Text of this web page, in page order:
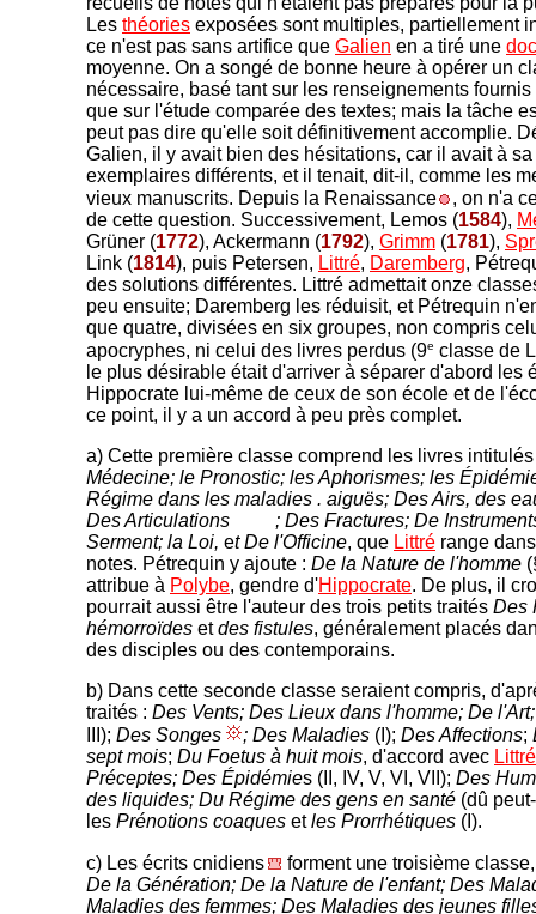
Les théories exposées sont multiples, partiellement
ce n'est pas sans artifice que Galien en a tiré une
moyenne. On a songé de bonne heure à opérer un
nécessaire, basé tant sur les renseignements
que sur l'étude comparée des textes; mais la tâche
peut pas dire qu'elle soit définitivement accomplie.
Galien, il y avait bien des hésitations, car il avait à
exemplaires différents, et il tenait, dit-il, comme les
vieux manuscrits. Depuis la Renaissance
, on n'a
de cette question. Successivement, Lemos (1584),
Grüner (1772), Ackermann (1792), Grimm (1781),
Link (1814), puis Petersen, Littré, Daremberg,
des solutions différentes. Littré admettait onze
peu ensuite; Daremberg les réduisit, et Pétrequin
que quatre, divisées en six groupes, non compris
apocryphes, ni celui des livres perdus (9e classe de
le plus désirable était d'arriver à séparer d'abord les
Hippocrate lui-même de ceux de son école et de
ce point, il y a un accord à peu près complet.
a) Cette première classe comprend les livres
Médecine; le Pronostic; les Aphorismes; les
Régime dans les maladies . aiguës; Des Airs, des
Des Articulations
; Des Fractures; De
Serment; la Loi, et De l'Officine, que Littré range
notes. Pétrequin y ajoute : De la Nature de l'homme
attribue à Polybe, gendre d'Hippocrate. De plus, il
pourrait aussi être l'auteur des trois petits traités Des
hémorroïdes etdes fistules, généralement placés
des disciples ou des contemporains.
b) Dans cette seconde classe seraient compris,
traités : Des Vents; Des Lieux dans l'homme; De
III); Des Songes ; Des Maladies (I); Des Affections;
sept mois; Du Foetus à huit mois, d'accord avec Littré
Préceptes; Des Épidémies (II, IV, V, VI, VII); Des
des liquides; Du Régime des gens en santé (dû
les Prénotions coaques etles Prorrhétiques (I).
c) Les écrits cnidiens
forment une troisième
De la Génération; De la Nature de l'enfant; Des
Maladies des femmes; Des Maladies des jeunes